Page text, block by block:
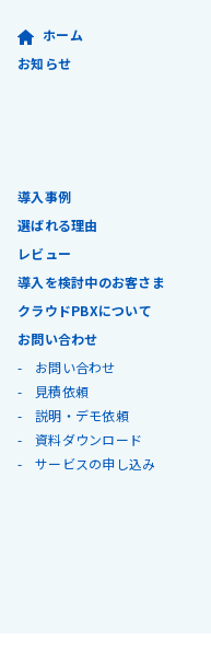
ホーム
お知らせ
導入事例
選ばれる理由
レビュー
導入を検討中のお客さま
クラウドPBXについて
お問い合わせ
お問い合わせ
見積依頼
説明・デモ依頼
資料ダウンロード
サービスの申し込み